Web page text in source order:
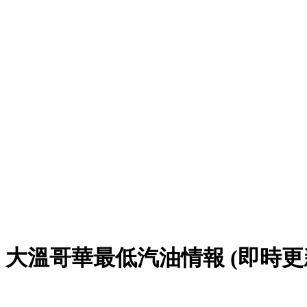
大溫哥華最低汽油情報 (即時